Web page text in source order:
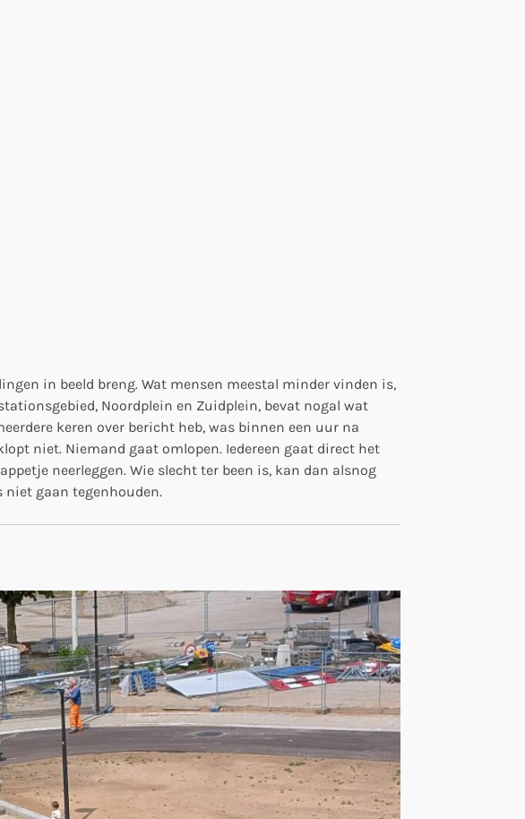
in beeld breng. Wat mensen meestal minder vinden is,
Noordplein en Zuidplein, bevat nogal wat
keren over bericht heb, was binnen een uur na
niet. Niemand gaat omlopen. Iedereen gaat direct het
neerleggen. Wie slecht ter been is, kan dan alsnog
niet gaan tegenhouden.